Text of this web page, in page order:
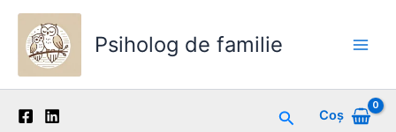
content
Psiholog de familie
SearchCoș